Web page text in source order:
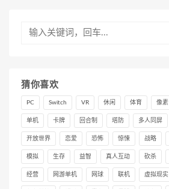
猜你喜欢
PC Switch VR 休闲 体育 像素
单机 卡牌 回合制 塔防 多人同屏
开放世界 恋爱 恐怖 惊悚 战略
模拟 生存 益智 真人互动 砍杀
经营 网游单机 网球 联机 虚拟现实